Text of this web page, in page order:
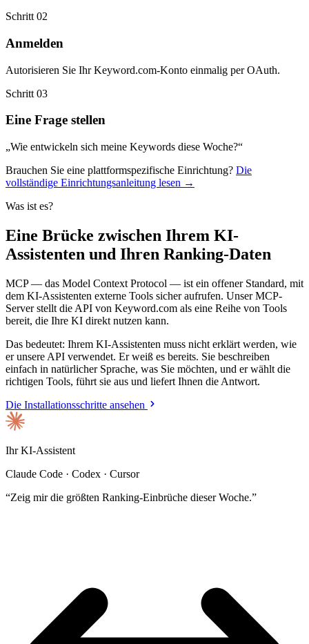
Schritt 02
Anmelden
Autorisieren Sie Ihr Keyword.com-Konto einmalig per OAuth.
Schritt 03
Eine Frage stellen
„Wie entwickeln sich meine Keywords diese Woche?“
Brauchen Sie eine plattformspezifische Einrichtung? Die
vollständige Einrichtungsanleitung lesen →
Was ist es?
Eine Brücke zwischen Ihrem KI-
Assistenten und Ihren Ranking-Daten
MCP — das Model Context Protocol — ist ein offener Standard, mit
dem KI-Assistenten externe Tools sicher aufrufen. Unser MCP-
Server stellt die API von Keyword.com als eine Reihe von Tools
bereit, die Ihre KI direkt nutzen kann.
Das bedeutet: Ihrem KI-Assistenten muss nicht erklärt werden, wie
er unsere API verwendet. Er weiß es bereits. Sie beschreiben
einfach in natürlicher Sprache, was Sie möchten, und er wählt die
richtigen Tools, führt sie aus und liefert Ihnen die Antwort.
Die Installationsschritte ansehen
Ihr KI-Assistent
Claude Code · Codex · Cursor
“Zeig mir die größten Ranking-Einbrüche dieser Woche.”